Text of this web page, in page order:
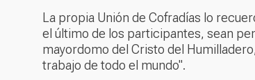
La propia Unión de Cofradías lo
el último de los participantes, sean
mayordomo del Cristo del
trabajo de todo el mundo".